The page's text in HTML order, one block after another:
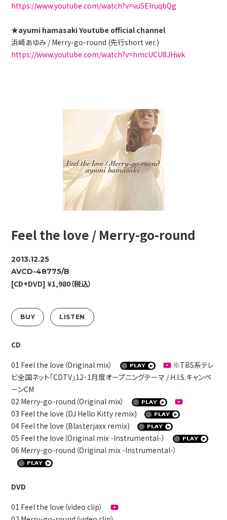
https://www.youtube.com/watch?v=vuSEIruqbQg
★ayumi hamasaki Youtube official channel
浜崎あゆみ / Merry-go-round (先行short ver.)
https://www.youtube.com/watch?v=hmcUCU8JHwk
Feel the love / Merry-go-round
2013.12.25
AVCD-48775/B
[CD+DVD] ¥1,980（税込）
BUY LISTEN
CD
01 Feel the love（Original mix）
※TBS系テレ
ビ全国ネット「CDTV」12･1月度オープニングテーマ / H.I.S.キャンペ
ーンCM
02 Merry-go-round（Original mix）
03 Feel the love (DJ Hello Kitty remix)
04 Feel the love (Blasterjaxx remix)
05 Feel the love（Original mix -Instrumental-）
06 Merry-go-round（Original mix -Instrumental-）
DVD
01 Feel the love（video clip）